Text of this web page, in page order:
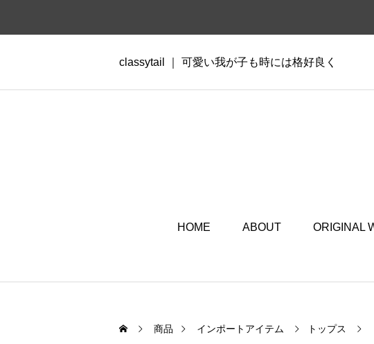
classytail ｜ 可愛い我が子も時には格好良く
HOME ABOUT ORIGINAL
商品 インポートアイテム トップス